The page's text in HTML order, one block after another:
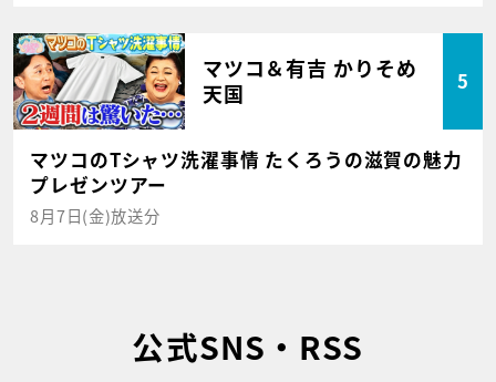
マツコ＆有吉 かりそめ
天国
5
マツコのTシャツ洗濯事情 たくろうの滋賀の魅力
プレゼンツアー
8月7日(金)放送分
公式SNS・RSS